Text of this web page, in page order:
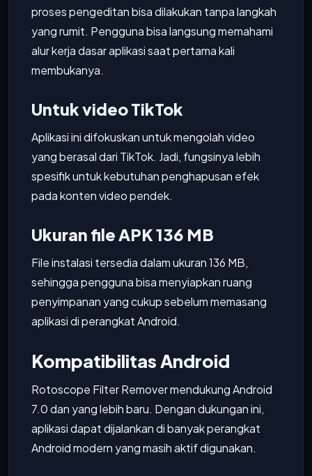
proses pengeditan bisa dilakukan tanpa langkah
yang rumit. Pengguna bisa langsung memahami
alur kerja dasar aplikasi saat pertama kali
membukanya.
Untuk video TikTok
Aplikasi ini difokuskan untuk mengolah video
yang berasal dari TikTok. Jadi, fungsinya lebih
spesifik untuk kebutuhan penghapusan efek
pada konten video pendek.
Ukuran file APK 136 MB
File instalasi tersedia dalam ukuran 136 MB,
sehingga pengguna bisa menyiapkan ruang
penyimpanan yang cukup sebelum memasang
aplikasi di perangkat Android.
Kompatibilitas Android
Rotoscope Filter Remover mendukung Android
7.0 dan yang lebih baru. Dengan dukungan ini,
aplikasi dapat dijalankan di banyak perangkat
Android modern yang masih aktif digunakan.